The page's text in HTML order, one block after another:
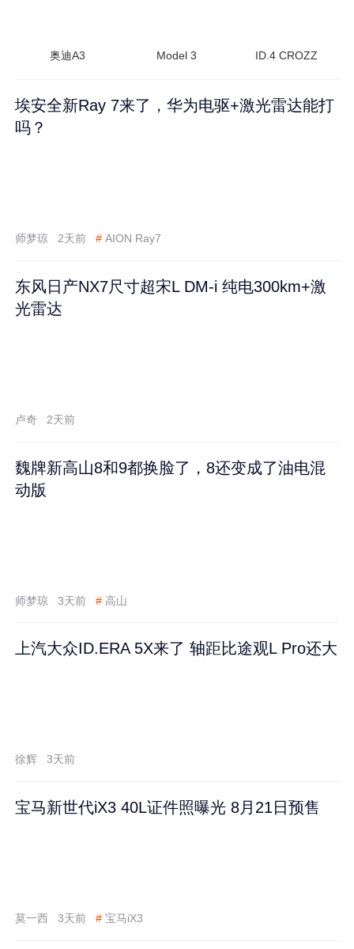
奥迪A3 Model 3 ID.4 CROZZ
埃安全新Ray 7来了，华为电驱+激光雷达能打
吗？
师梦琼 2天前 # AION Ray7
东风日产NX7尺寸超宋L DM-i 纯电300km+激
光雷达
卢奇 2天前
魏牌新高山8和9都换脸了，8还变成了油电混
动版
师梦琼 3天前 # 高山
上汽大众ID.ERA 5X来了 轴距比途观L Pro还大
徐辉 3天前
宝马新世代iX3 40L证件照曝光 8月21日预售
莫一西 3天前 # 宝马iX3